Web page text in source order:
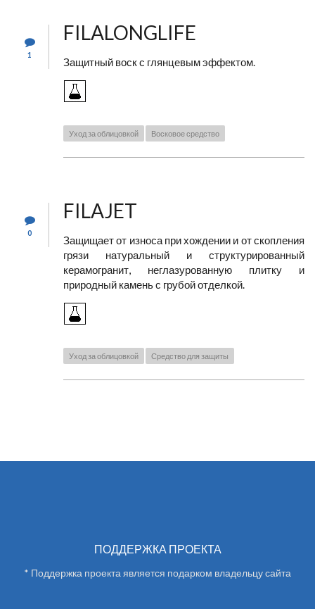
1
FILALONGLIFE
Защитный воск с глянцевым эффектом.
Уход за облицовкой Восковое средство
0
FILAJET
Защищает от износа при хождении и от скопления
грязи натуральный и структурированный
керамогранит, неглазурованную плитку и
природный камень с грубой отделкой.
Уход за облицовкой Средство для защиты
ПОДДЕРЖКА ПРОЕКТА
* Поддержка проекта является подарком владельцу сайта